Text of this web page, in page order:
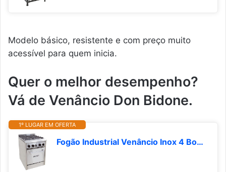
Modelo básico, resistente e com preço muito
acessível para quem inicia.
Quer o melhor desempenho?
Vá de Venâncio Don Bidone.
1º LUGAR EM OFERTA
Fogão Industrial Venâncio Inox 4 Bocas com Forno Don Bidone